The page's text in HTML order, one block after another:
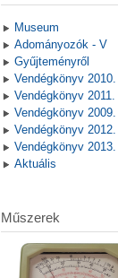
Museum
Adományozók - V
Gyűjteményről
Vendégkönyv 2010.
Vendégkönyv 2011.
Vendégkönyv 2009.
Vendégkönyv 2012.
Vendégkönyv 2013.
Aktuális
Műszerek